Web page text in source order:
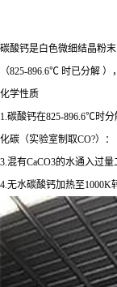
碳酸钙是白色微细结晶粉
（825-896.6℃ 时已分解
化学性质
1.碳酸钙在825-896.6℃时
化碳（实验室制取CO?）：
3.混有CaCO3的水通入过
4.无水碳酸钙加热至1000K